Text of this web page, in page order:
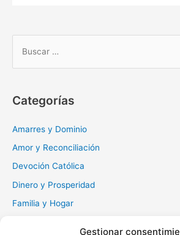
Gestionar
r
Categorías
Amarres y Dominio
Amor y Reconciliación
Devoción Católica
Dinero y Prosperidad
Familia y Hogar